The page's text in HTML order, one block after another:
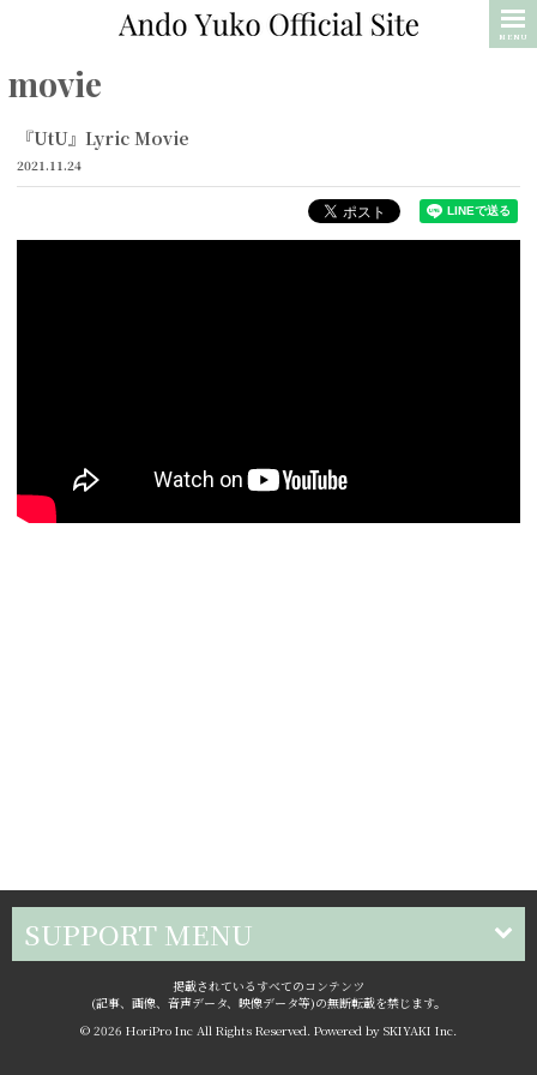
MENU
movie
『UtU』Lyric Movie
2021.11.24
SUPPORT MENU
掲載されているすべてのコンテンツ
(記事、画像、音声データ、映像データ等)の無断転載を禁じます。
© 2026 HoriPro Inc All Rights Reserved. Powered by SKIYAKI Inc.